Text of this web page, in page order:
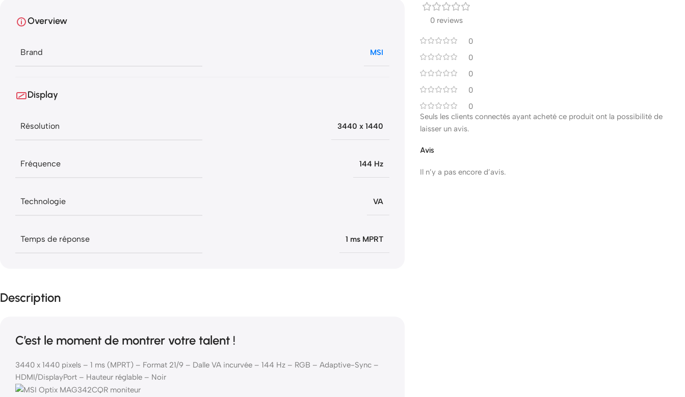
Overview
Brand MSI
Display
Résolution 3440 x 1440
Fréquence 144 Hz
Technologie VA
Temps de réponse 1 ms MPRT
Description
C’est le moment de montrer votre talent !
3440 x 1440 pixels – 1 ms (MPRT) – Format 21/9 – Dalle VA incurvée – 144 Hz – RGB – Adaptive-Sync –
HDMI/DisplayPort – Hauteur réglable – Noir
0 reviews
0
0
0
0
0
Avis
Il n’y a pas encore d’avis.
Seuls les clients connectés ayant acheté ce produit ont la possibilité de
laisser un avis.